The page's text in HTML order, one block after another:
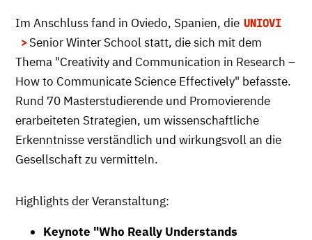
Im Anschluss fand in Oviedo, Spanien, die UNIOVI
Senior Winter School statt, die sich mit dem
Thema "Creativity and Communication in Research –
How to Communicate Science Effectively" befasste.
Rund 70 Masterstudierende und Promovierende
erarbeiteten Strategien, um wissenschaftliche
Erkenntnisse verständlich und wirkungsvoll an die
Gesellschaft zu vermitteln.
Highlights der Veranstaltung:
Keynote "Who Really Understands